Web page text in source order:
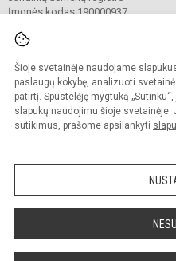
Šioje svetainėje naudojame
paslaugų kokybę, analizuoti
patirtį. Spustelėję mygtuką
slapukų naudojimu šioje
sutikimus, prašome apsilankyti
Įmonės kodas 190000937
© 2024. Vilniaus Jeruzalės
Kopijuoti turinį be raštiško
Prieinamumo
Sumanus būdas atnaujinti